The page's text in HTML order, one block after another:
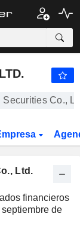
Co.,
Ltd.
financieros
de